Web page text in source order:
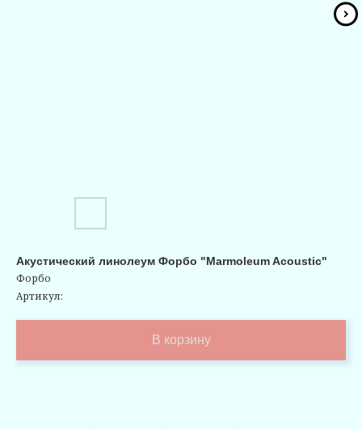
Акустический линолеум Форбо "Marmoleum Acoustic"
Форбо
Артикул:
В корзину